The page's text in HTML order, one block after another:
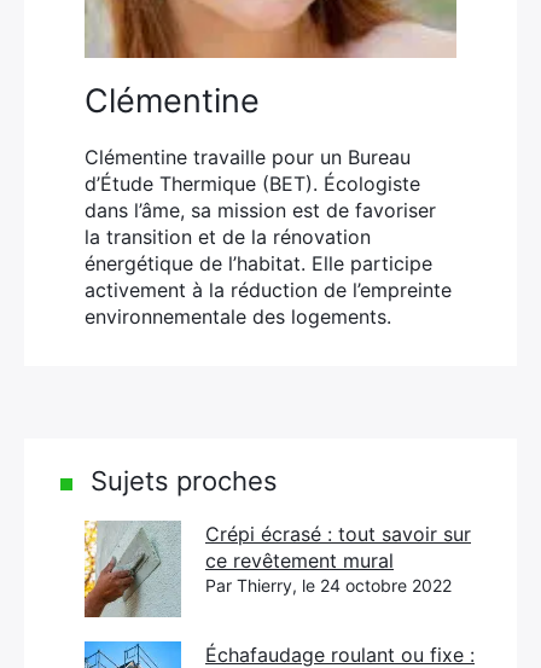
Clémentine
Clémentine travaille pour un Bureau
d’Étude Thermique (BET). Écologiste
dans l’âme, sa mission est de favoriser
la transition et de la rénovation
énergétique de l’habitat. Elle participe
activement à la réduction de l’empreinte
environnementale des logements.
Sujets proches
Crépi écrasé : tout savoir sur
ce revêtement mural
Par Thierry, le 24 octobre 2022
Échafaudage roulant ou fixe :